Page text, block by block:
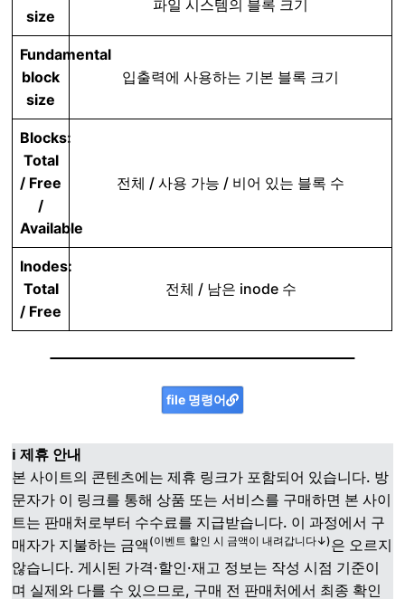
size
파일 시스템의 블록 크기
Fundamental
block
size
입출력에 사용하는 기본 블록 크기
Blocks:
Total
/ Free
/
Available
전체 / 사용 가능 / 비어 있는 블록 수
Inodes:
Total
/ Free
전체 / 남은 inode 수
file 명령어
ℹ️ 제휴 안내
본 사이트의 콘텐츠에는 제휴 링크가 포함되어 있습니다. 방
문자가 이 링크를 통해 상품 또는 서비스를 구매하면 본 사이
트는 판매처로부터 수수료를 지급받습니다. 이 과정에서 구
매자가 지불하는 금액 (이벤트 할인 시 금액이 내려갑니다↓)은 오르지
않습니다. 게시된 가격·할인·재고 정보는 작성 시점 기준이
며 실제와 다를 수 있으므로, 구매 전 판매처에서 최종 확인